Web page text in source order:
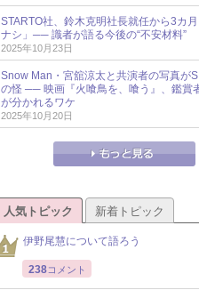
STARTO社、鈴木克明社長就任から3カ
ナシ」── 識者が語る今後の“不安材料”
2025年10月23日
Snow Man・宮舘涼太と共演者の写真が
の怪 ── 映画『火喰鳥を、喰う』、鑑賞
が分かれるワケ
2025年10月20日
人気トピック 新着トピック
伊野尾慧について語ろう
238コメント